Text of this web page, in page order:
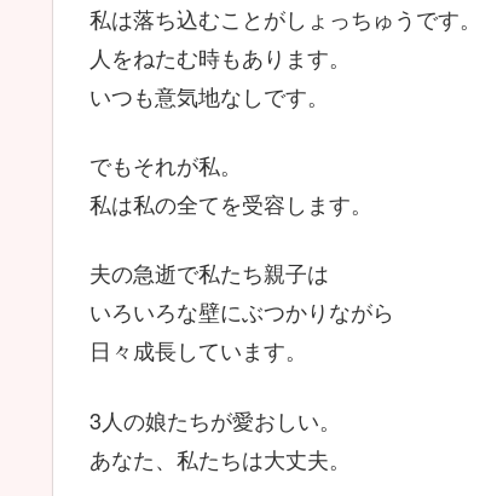
私は落ち込むことがしょっちゅうです。
人をねたむ時もあります。
いつも意気地なしです。
でもそれが私。
私は私の全てを受容します。
夫の急逝で私たち親子は
いろいろな壁にぶつかりながら
日々成長しています。
3人の娘たちが愛おしい。
あなた、私たちは大丈夫。